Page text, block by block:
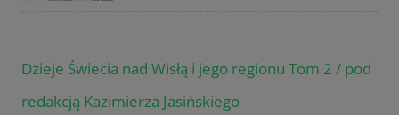
Dzieje Świecia nad Wisłą i jego regionu Tom 2 / pod
redakcją Kazimierza Jasińskiego